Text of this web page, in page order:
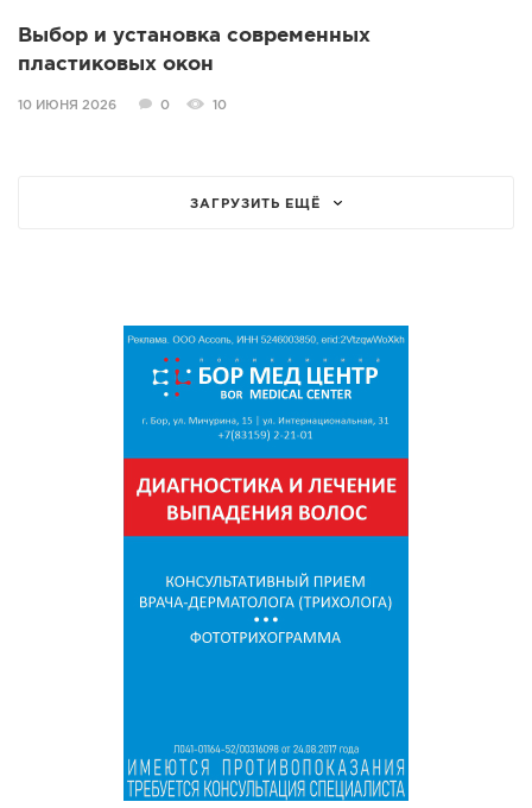
Выбор и установка современных
пластиковых окон
10 ИЮНЯ 2026 0 10
ЗАГРУЗИТЬ ЕЩЁ